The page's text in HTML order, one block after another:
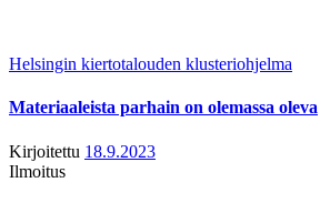
Helsingin kiertotalouden klusteriohjelma
Materiaaleista parhain on olemassa oleva
Kirjoitettu 18.9.2023
Ilmoitus